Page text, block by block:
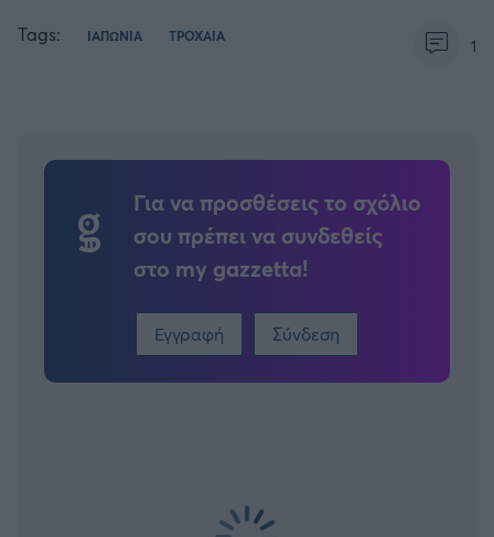
Tags: ΙΑΠΩΝΙΑ ΤΡΟΧΑΙΑ 1
Για να προσθέσεις το σχόλιο
σου πρέπει να συνδεθείς
στο my gazzetta!
Εγγραφή Σύνδεση